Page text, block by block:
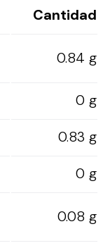
Cantidad
0.84 g
0 g
0.83 g
0 g
0.08 g